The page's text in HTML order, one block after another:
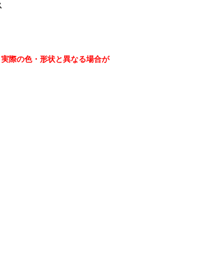
際の色・形状と異なる場合が